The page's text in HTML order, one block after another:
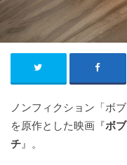
ノンフィクション「ボ
を原作とした映画『ボ
チ 』。